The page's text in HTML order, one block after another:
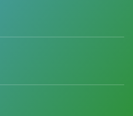
trung tâm phía Tây Thủ
đầu tư lại săn lùng dự